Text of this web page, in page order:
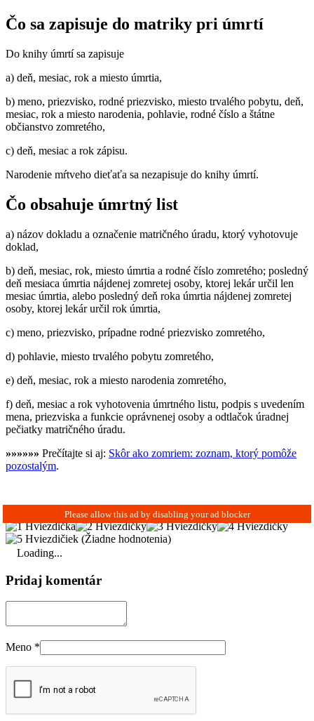
Čo sa zapisuje do matriky pri úmrtí
Do knihy úmrtí sa zapisuje
a) deň, mesiac, rok a miesto úmrtia,
b) meno, priezvisko, rodné priezvisko, miesto trvalého pobytu, deň,
mesiac, rok a miesto narodenia, pohlavie, rodné číslo a štátne
občianstvo zomretého,
c) deň, mesiac a rok zápisu.
Narodenie mŕtveho dieťaťa sa nezapisuje do knihy úmrtí.
Čo obsahuje úmrtný list
a) názov dokladu a označenie matričného úradu, ktorý vyhotovuje
doklad,
b) deň, mesiac, rok, miesto úmrtia a rodné číslo zomretého; posledný
deň mesiaca úmrtia nájdenej zomretej osoby, ktorej lekár určil len
mesiac úmrtia, alebo posledný deň roka úmrtia nájdenej zomretej
osoby, ktorej lekár určil rok úmrtia,
c) meno, priezvisko, prípadne rodné priezvisko zomretého,
d) pohlavie, miesto trvalého pobytu zomretého,
e) deň, mesiac, rok a miesto narodenia zomretého,
f) deň, mesiac a rok vyhotovenia úmrtného listu, podpis s uvedením
mena, priezviska a funkcie oprávnenej osoby a odtlačok úradnej
pečiatky matričného úradu.
»»»»»» Prečítajte si aj: Skôr ako zomriem: zoznam, ktorý pomôže
pozostalým.
(Žiadne hodnotenia)
Loading...
Pridaj komentár
Meno *